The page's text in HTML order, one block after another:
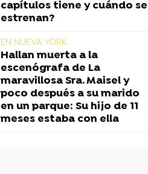
capítulos tiene y cuándo se
estrenan?
EN NUEVA YORK
Hallan muerta a la
escenógrafa de La
maravillosa Sra. Maisel y
poco después a su marido
en un parque: Su hijo de 11
meses estaba con ella